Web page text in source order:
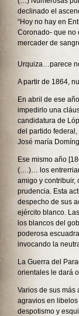
declinado el
“Hoy no hay en
Coronado- que no
mercader de
Urquiza…parece
A partir de 1864,
En abril de ese
impedirlo una
candidatura de
del partido
José maría
Ese mismo año
(….)… los
amigo y contribuir,
prudencia. Esta
despecho de sus
ejército blanco.
los blancos del
poderosa
invocando la
La Guerra del
orientales le dará
Varios de sus más
agravios en
despotismo y